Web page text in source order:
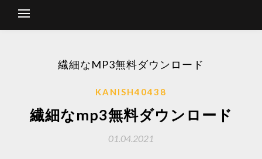
繊細なMP3無料ダウンロード
KANISH40438
繊細なmp3無料ダウンロード
01.04.2021